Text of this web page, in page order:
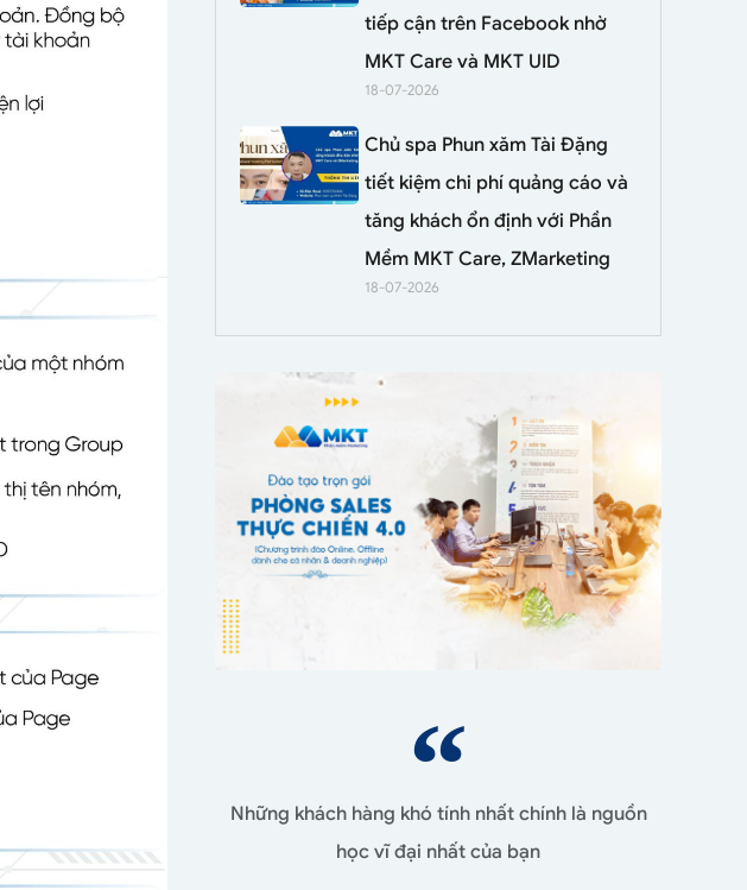
tiếp cận trên Facebook nhờ
MKT Care và MKT UID
18-07-2026
Chủ spa Phun xăm Tài Đặng
tiết kiệm chi phí quảng cáo và
tăng khách ổn định với Phần
Mềm MKT Care, ZMarketing
18-07-2026
Những khách hàng khó tính nhất chính là nguồn
học vĩ đại nhất của bạn